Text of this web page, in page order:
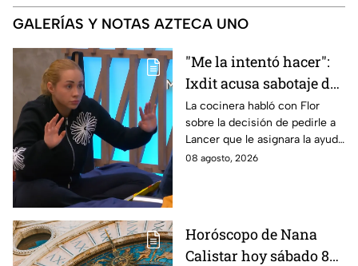
GALERÍAS Y NOTAS AZTECA UNO
"Me la intentó hacer":
Ixdit acusa sabotaje de
Ramahá en la pasada
gala de salvación de
MasterChef 24/7
La cocinera habló con Flor
sobre la decisión de pedirle a
Lancer que le asignara la ayuda
de Ramahá y no la de Daniela
08 agosto, 2026
Horóscopo de Nana
Calistar hoy sábado 8